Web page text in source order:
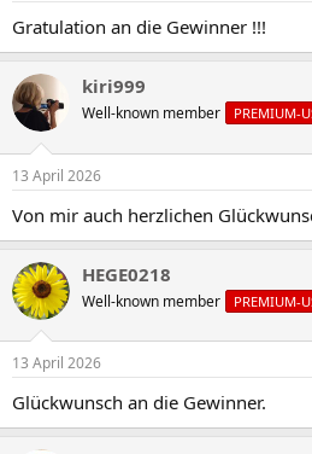
Gratulation an die Gewinner !!!
kiri999
Well-known member PREMIUM-
13 April 2026
Von mir auch herzlichen
HEGE0218
Well-known member PREMIUM-
13 April 2026
Glückwunsch an die Gewinner.